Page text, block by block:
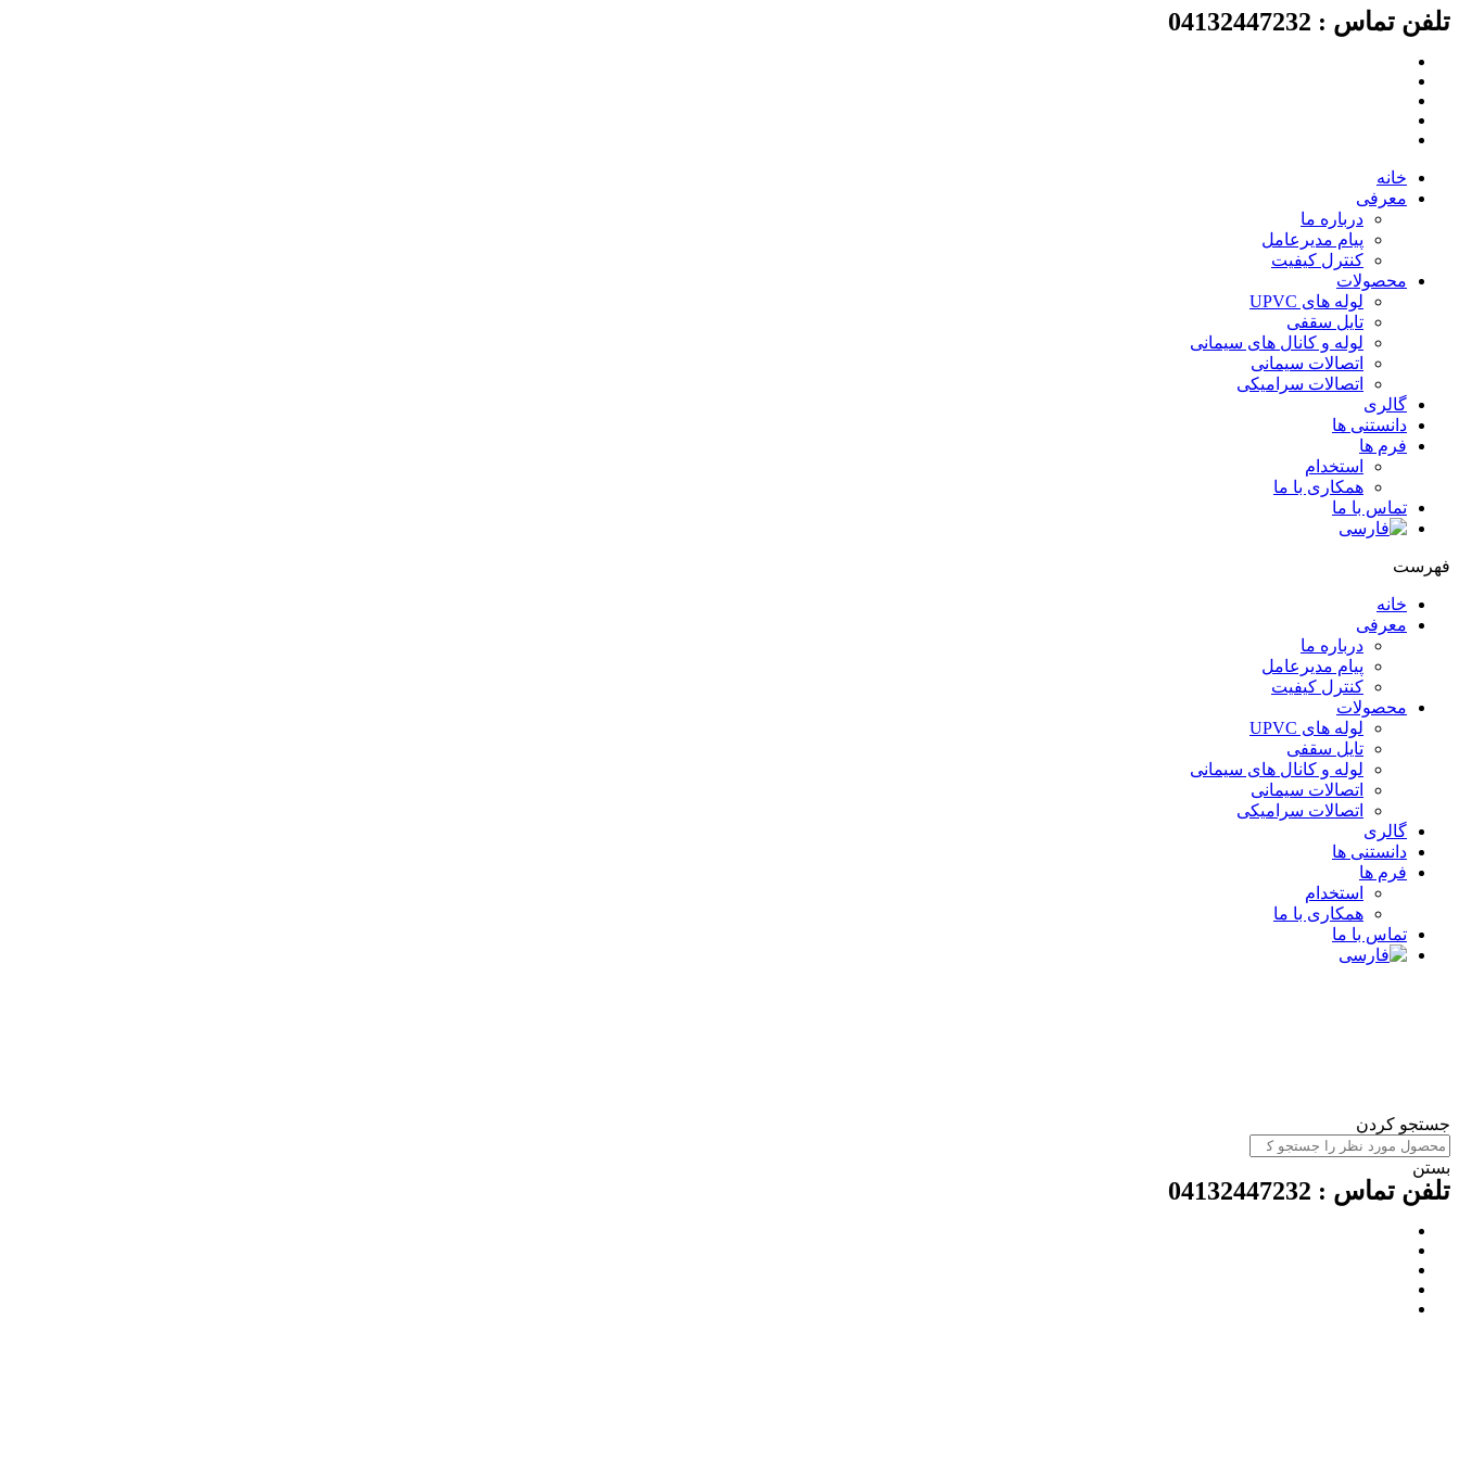
پرش
محتوا
تلفن تماس : 04132447232
خانه
معرفی
درباره ما
پیام مدیرعامل
کنترل کیفیت
محصولات
لوله های UPVC
تایل سقفی
لوله و کانال های سیمانی
اتصالات سیمانی
اتصالات سرامیکی
گالری
دانستنی ها
فرم ها
استخدام
همکاری با ما
تماس با ما
فهرست
خانه
معرفی
درباره ما
پیام مدیرعامل
کنترل کیفیت
محصولات
لوله های UPVC
تایل سقفی
لوله و کانال های سیمانی
اتصالات سیمانی
اتصالات سرامیکی
گالری
دانستنی ها
فرم ها
استخدام
همکاری با ما
تماس با ما
جستجو کردن
بستن
تلفن تماس : 04132447232